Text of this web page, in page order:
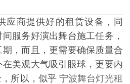
应商提供好的租赁设备，同
服务好演出舞台施工任务，
，而且，更需要确保质量合
美观大气吸引眼球，更要内
所以，似乎 宁波舞台灯光租